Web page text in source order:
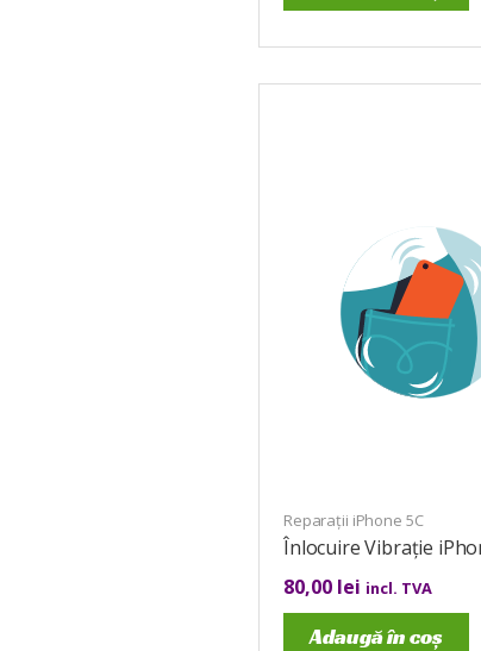
Reparații iPhone 5C
Înlocuire Vibrație
80,00 lei incl. TVA
Adaugă în coș